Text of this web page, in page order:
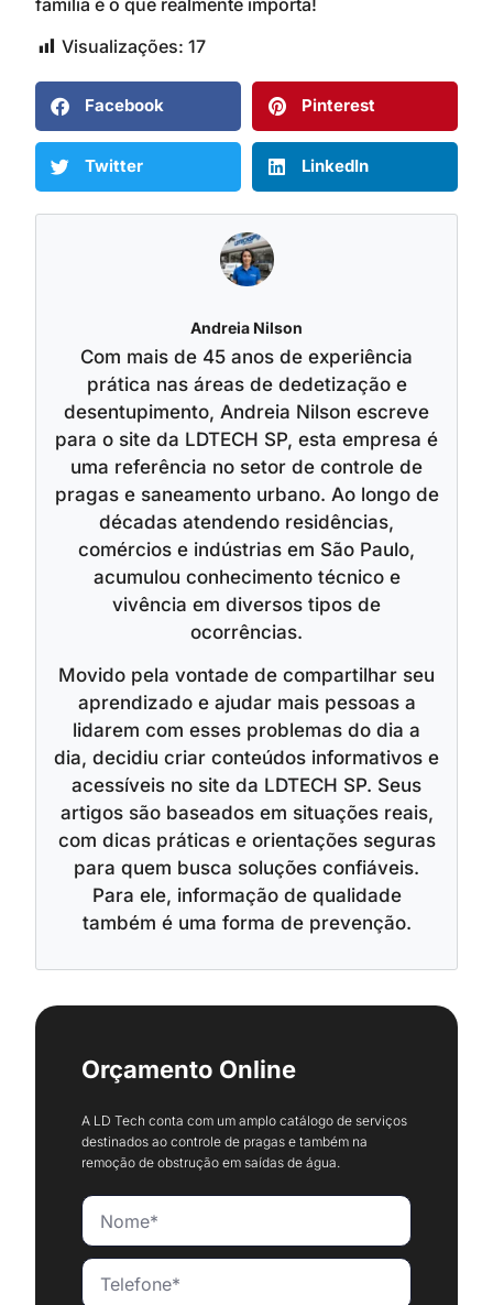
Visualizações: 17
Facebook Pinterest
Twitter LinkedIn
Andreia Nilson
Com mais de 45 anos de experiência
prática nas áreas de dedetização e
desentupimento, Andreia Nilson escreve
para o site da LDTECH SP, esta empresa é
uma referência no setor de controle de
pragas e saneamento urbano. Ao longo de
décadas atendendo residências,
comércios e indústrias em São Paulo,
acumulou conhecimento técnico e
vivência em diversos tipos de
ocorrências.
Movido pela vontade de compartilhar seu
aprendizado e ajudar mais pessoas a
lidarem com esses problemas do dia a
dia, decidiu criar conteúdos informativos e
acessíveis no site da LDTECH SP. Seus
artigos são baseados em situações reais,
com dicas práticas e orientações seguras
para quem busca soluções confiáveis.
Para ele, informação de qualidade
também é uma forma de prevenção.
Orçamento Online
A LD Tech conta com um amplo catálogo de serviços
destinados ao controle de pragas e também na
remoção de obstrução em saídas de água.